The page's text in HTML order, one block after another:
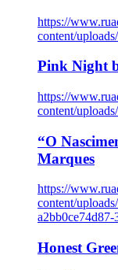
https://
content/
Pink Night
https://
content/
“O
Marques
https://
content/
Honest